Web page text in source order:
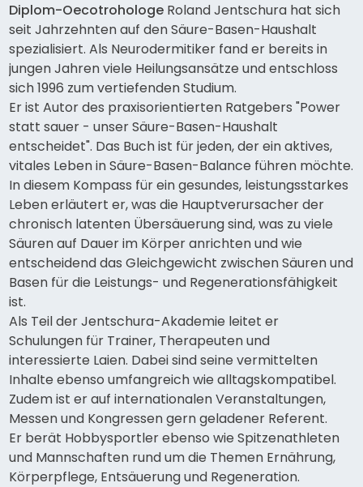
Diplom-Oecotrohologe Roland Jentschura hat sich
seit Jahrzehnten auf den Säure-Basen-Haushalt
spezialisiert. Als Neurodermitiker fand er bereits in
jungen Jahren viele Heilungsansätze und entschloss
sich 1996 zum vertiefenden Studium.
Er ist Autor des praxisorientierten Ratgebers "Power
statt sauer - unser Säure-Basen-Haushalt
entscheidet". Das Buch ist für jeden, der ein aktives,
vitales Leben in Säure-Basen-Balance führen möchte.
In diesem Kompass für ein gesundes, leistungsstarkes
Leben erläutert er, was die Hauptverursacher der
chronisch latenten Übersäuerung sind, was zu viele
Säuren auf Dauer im Körper anrichten und wie
entscheidend das Gleichgewicht zwischen Säuren und
Basen für die Leistungs- und Regenerationsfähigkeit
ist.
Als Teil der Jentschura-Akademie leitet er
Schulungen für Trainer, Therapeuten und
interessierte Laien. Dabei sind seine vermittelten
Inhalte ebenso umfangreich wie alltagskompatibel.
Zudem ist er auf internationalen Veranstaltungen,
Messen und Kongressen gern geladener Referent.
Er berät Hobbysportler ebenso wie Spitzenathleten
und Mannschaften rund um die Themen Ernährung,
Körperpflege, Entsäuerung und Regeneration.